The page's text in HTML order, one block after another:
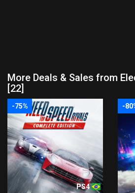
More Deals & Sales from
[22]
-75%
PS4
-